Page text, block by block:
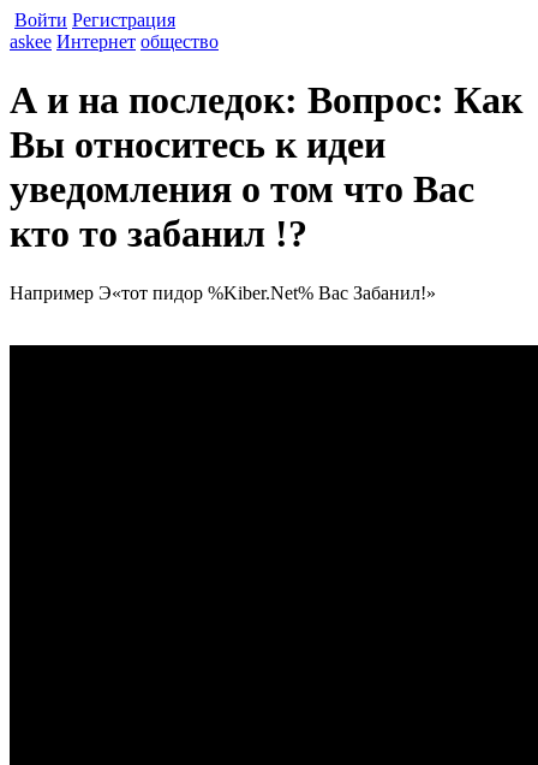
Войти Регистрация
askee Интернет общество
А и на последок: Вопрос: Как
Вы относитесь к идеи
уведомления о том что Вас
кто то забанил !?
Например Э«тот пидор %Kiber.Net% Вас Забанил!»